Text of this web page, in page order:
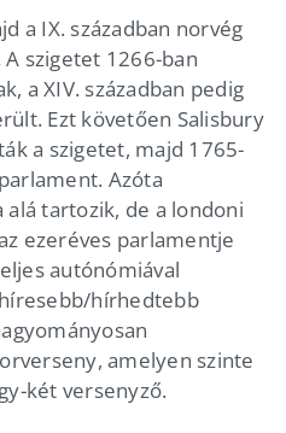
a IX. században norvég
szigetet 1266-ban
a XIV. században pedig
Ezt követően Salisbury
a szigetet, majd 1765-
Azóta
tartozik, de a londoni
ezeréves parlamentje
autónómiával
hírhedtebb
amelyen szinte
két versenyző.